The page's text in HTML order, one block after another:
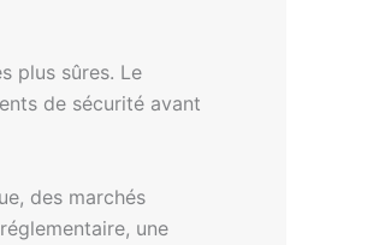
plus sûres. Le
de sécurité avant
des marchés
une